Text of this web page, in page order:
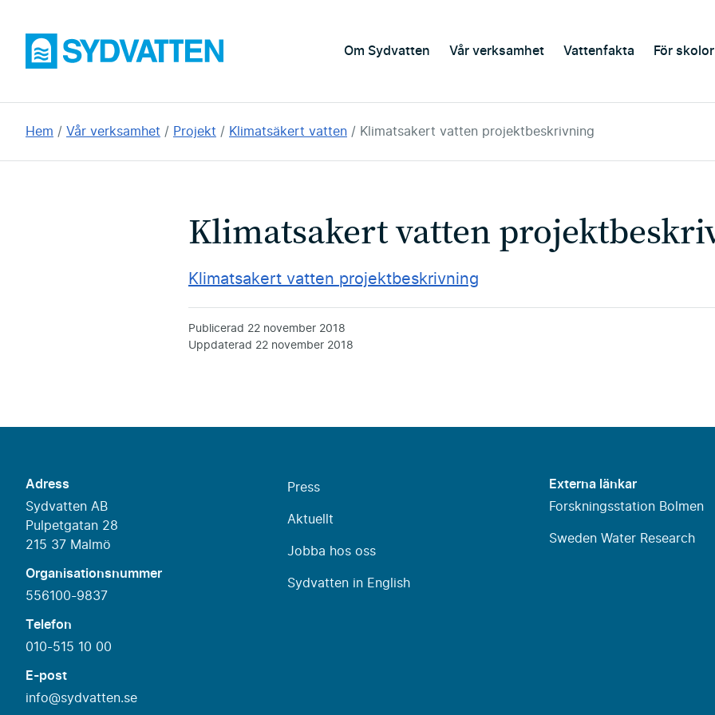
huvudinnehållet
Sydvatten Om Sydvatten Vår verksamhet Vattenfakta För skolor
Du
Hem Vår verksamhet Projekt Klimatsäkert vatten Klimatsakert vatten projektbeskrivning
Klimatsakert vatten
Klimatsakert vatten projektbeskrivning
Publicerad 22 november 2018
Uppdaterad 22 november 2018
Adress
Sydvatten AB
Pulpetgatan 28
215 37 Malmö
Organisationsnummer
556100-9837
Telefon
010-515 10 00
E-post
info@sydvatten.se
Press
Aktuellt
Jobba hos oss
Sydvatten in English
Externa länkar
Forskningsstation Bolmen
Sweden Water Research